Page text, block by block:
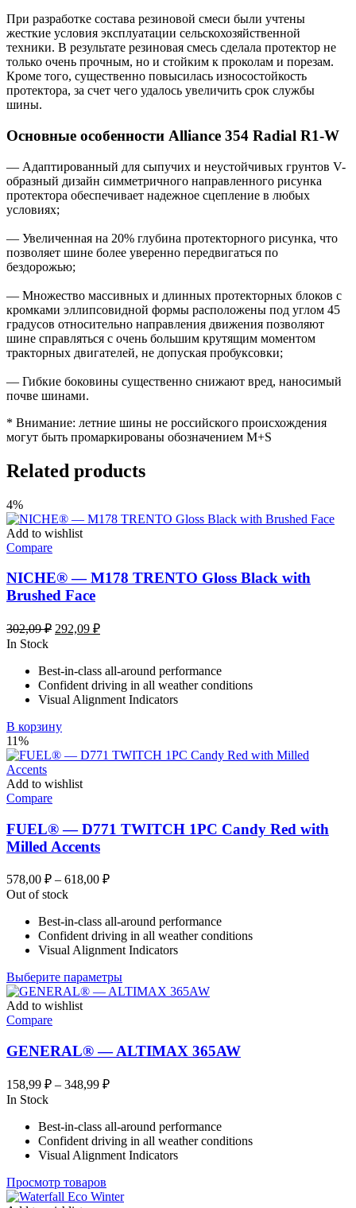
При разработке состава резиновой смеси были учтены
жесткие условия эксплуатации сельскохозяйственной
техники. В результате резиновая смесь сделала протектор не
только очень прочным, но и стойким к проколам и порезам.
Кроме того, существенно повысилась износостойкость
протектора, за счет чего удалось увеличить срок службы
шины.
Основные особенности Alliance 354 Radial R1-W
— Адаптированный для сыпучих и неустойчивых грунтов V-
образный дизайн симметричного направленного рисунка
протектора обеспечивает надежное сцепление в любых
условиях;
— Увеличенная на 20% глубина протекторного рисунка, что
позволяет шине более уверенно передвигаться по
бездорожью;
— Множество массивных и длинных протекторных блоков с
кромками эллипсовидной формы расположены под углом 45
градусов относительно направления движения позволяют
шине справляться с очень большим крутящим моментом
тракторных двигателей, не допуская пробуксовки;
— Гибкие боковины существенно снижают вред, наносимый
почве шинами.
* Внимание: летние шины не российского происхождения
могут быть промаркированы обозначением M+S
Related products
4%
Add to wishlist
Compare
NICHE® — M178 TRENTO Gloss Black with
Brushed Face
302,09₽ Первоначальная
302,09 ₽.
292,09 ₽Текущая
In Stock
Best-in-class all-around performance
Confident driving in all weather conditions
Visual Alignment Indicators
В корзину
11%
Add to wishlist
Compare
FUEL® — D771 TWITCH 1PC Candy Red with
Milled Accents
578,00 ₽ – 618,00 ₽Диапазон
–
618,00 ₽
Out of stock
Best-in-class all-around performance
Confident driving in all weather conditions
Visual Alignment Indicators
Выберите параметрыЭтот
товар
Опции
товара.
Add to wishlist
Compare
GENERAL® — ALTIMAX 365AW
158,99 ₽ – 348,99 ₽Диапазон
–
348,99 ₽
In Stock
Best-in-class all-around performance
Confident driving in all weather conditions
Visual Alignment Indicators
Просмотр товаров